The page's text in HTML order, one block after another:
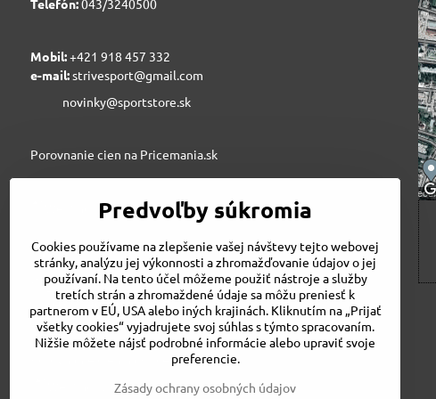
Mobil:+421 918 457 332
e-mail:strivesport@gmail.com
novinky@sportstore.sk
Porovnanie cien na Pricemania.sk
Sportstore.sk
STRIVE SPORT s.r.o., Jesenského 6, 03601 Martin
043/3240500
strivesport@gmail.com
Porovnanie cien na Pricemania.sk
Predvoľby súkromia
Cookies používame na zlepšenie vašej návštevy tejto webovej
stránky, analýzu jej výkonnosti a zhromažďovanie údajov o jej
používaní. Na tento účel môžeme použiť nástroje a služby
tretích strán a zhromaždené údaje sa môžu preniesť k
partnerom v EÚ, USA alebo iných krajinách. Kliknutím na „Prijať
všetky cookies“ vyjadrujete svoj súhlas s týmto spracovaním.
Nižšie môžete nájsť podrobné informácie alebo upraviť svoje
preferencie.
Zásady ochrany osobných údajov